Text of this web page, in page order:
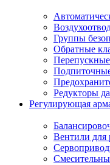
Группы
Обратные
Редукторы
Регулирующая
Вентили для